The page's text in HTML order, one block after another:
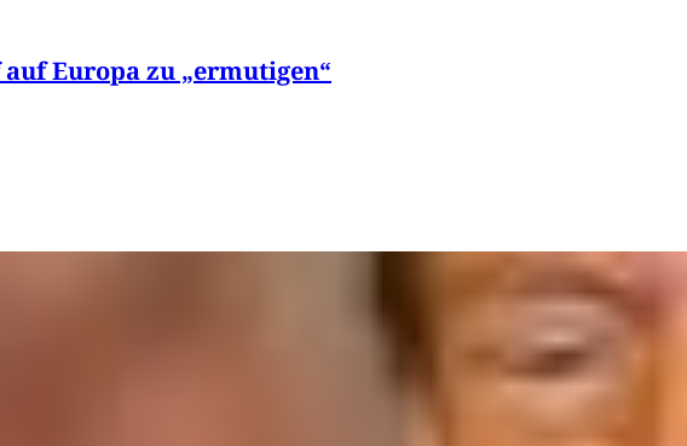
Europa zu „ermutigen“